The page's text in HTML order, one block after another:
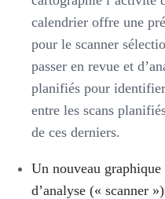
calendrier offre une
pour le scanner
passer en revue et
planifiés pour
entre les scans
de ces derniers.
Un nouveau
d’analyse (« scanner